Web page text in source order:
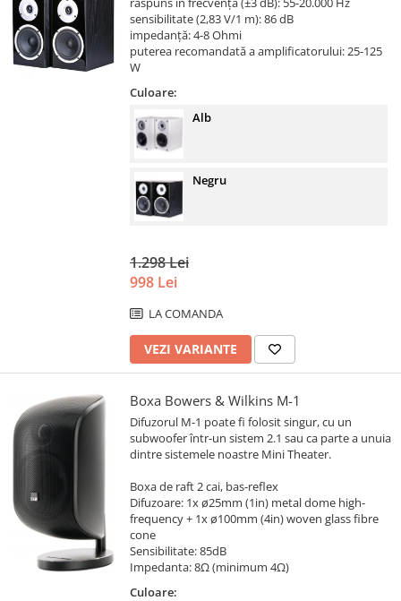
sensibilitate (2,83 V/1 m): 86 dB
impedanță: 4-8 Ohmi
puterea recomandată a amplificatorului: 25-125
W
Culoare:
Alb
Negru
1.298 Lei
998 Lei
LA COMANDA
VEZI VARIANTE
Boxa Bowers & Wilkins M-1
Difuzorul M-1 poate fi folosit singur, cu un
subwoofer într-un sistem 2.1 sau ca parte a unuia
dintre sistemele noastre Mini Theater.
Boxa de raft 2 cai, bas-reflex
Difuzoare: 1x ø25mm (1in) metal dome high-
frequency + 1x ø100mm (4in) woven glass fibre
cone
Sensibilitate: 85dB
Impedanta: 8Ω (minimum 4Ω)
Culoare: